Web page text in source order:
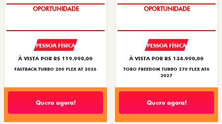
OPORTUNIDADE
PESSOA FÍSICA
À VISTA POR R$ 119.990,00
FASTBACK TURBO 200 FLEX AT 2026
Quero agora!
OPORTUNIDADE
PESSOA FÍSICA
À VISTA POR R$ 134.990,00
TORO FREEDOM TURBO 270 FLEX AT6
2027
Quero agora!